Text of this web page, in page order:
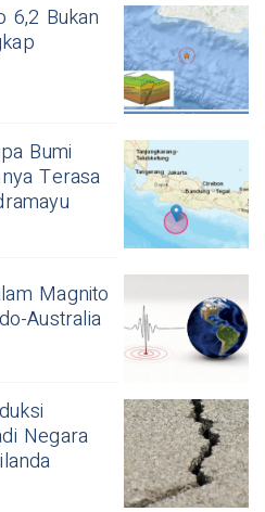
6,2 Bukan
Bumi
Terasa
Magnito
Australia
Negara